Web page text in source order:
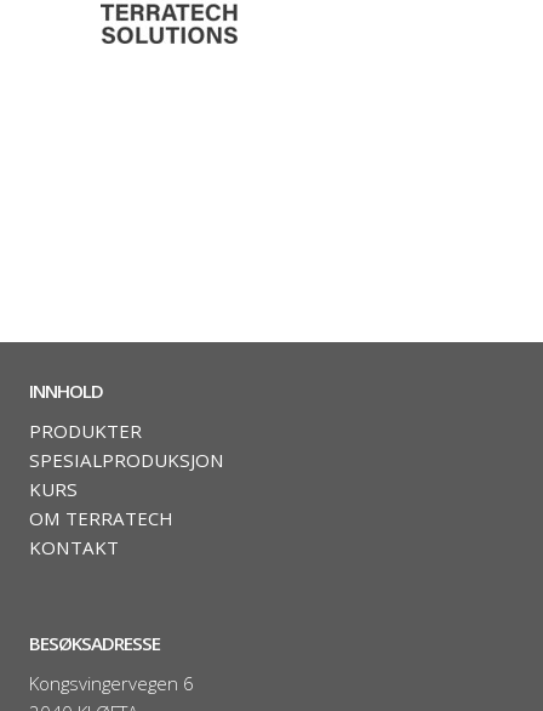
INNHOLD
PRODUKTER
SPESIALPRODUKSJON
KURS
OM TERRATECH
KONTAKT
BESØKSADRESSE
Kongsvingervegen 6